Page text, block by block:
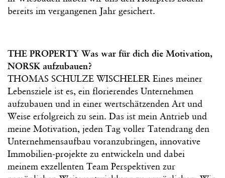
bereits im vergangenen Jahr gesichert.
THE PROPERTY Was war für dich die Motivation,
NORSK aufzubauen?
THOMAS SCHULZE WISCHELER Eines meiner
Lebensziele ist es, ein florierendes Unternehmen
aufzubauen und in einer wertschätzenden Art und
Weise erfolgreich zu sein. Das ist mein Antrieb und
meine Motivation, jeden Tag voller Tatendrang den
Unternehmensaufbau voranzubringen, innovative
Immobilien-projekte zu entwickeln und dabei
meinem exzellenten Team Perspektiven zur